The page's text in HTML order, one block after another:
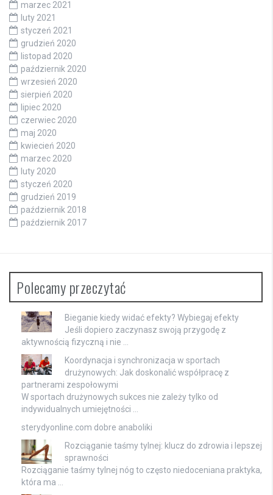
marzec 2021
luty 2021
styczeń 2021
grudzień 2020
listopad 2020
październik 2020
wrzesień 2020
sierpień 2020
lipiec 2020
czerwiec 2020
maj 2020
kwiecień 2020
marzec 2020
luty 2020
styczeń 2020
grudzień 2019
październik 2018
październik 2017
Polecamy przeczytać
Bieganie kiedy widać efekty? Wybiegaj efekty
Jeśli dopiero zaczynasz swoją przygodę z
aktywnością fizyczną i nie …
Koordynacja i synchronizacja w sportach
drużynowych: Jak doskonalić współpracę z
partnerami zespołowymi
W sportach drużynowych sukces nie zależy tylko od
indywidualnych umiejętności …
sterydyonline.com dobre anaboliki
Rozciąganie taśmy tylnej: klucz do zdrowia i lepszej
sprawności
Rozciąganie taśmy tylnej nóg to często niedoceniana praktyka,
która ma …